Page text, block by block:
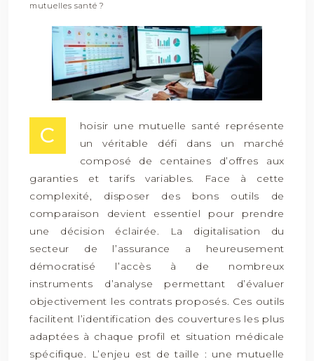
mutuelles santé ?
C
hoisir une mutuelle santé représente
un véritable défi dans un marché
composé de centaines d’offres aux
garanties et tarifs variables. Face à cette
complexité, disposer des bons outils de
comparaison devient essentiel pour prendre
une décision éclairée. La digitalisation du
secteur de l’assurance a heureusement
démocratisé l’accès à de nombreux
instruments d’analyse permettant d’évaluer
objectivement les contrats proposés. Ces outils
facilitent l’identification des couvertures les plus
adaptées à chaque profil et situation médicale
spécifique. L’enjeu est de taille : une mutuelle